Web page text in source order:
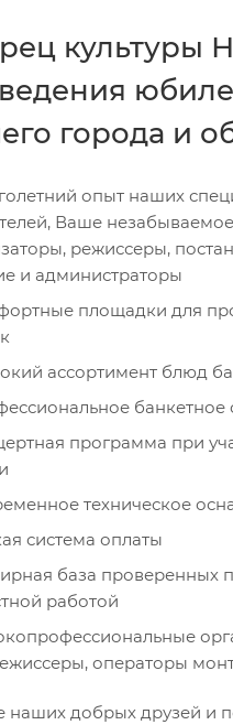
культуры
города и
опыт наших
Ваше
режиссеры,
и администраторы
площадки для
ассортимент блюд
банкетное
программа при
техническое
система оплаты
база проверенных
работой
операторы
наших добрых друзей и